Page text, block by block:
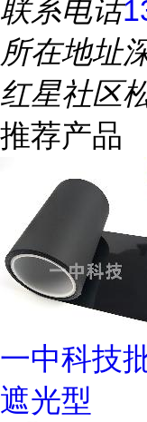
联系电话
所在地址
红星社区
推荐产品
一中科技
遮光型